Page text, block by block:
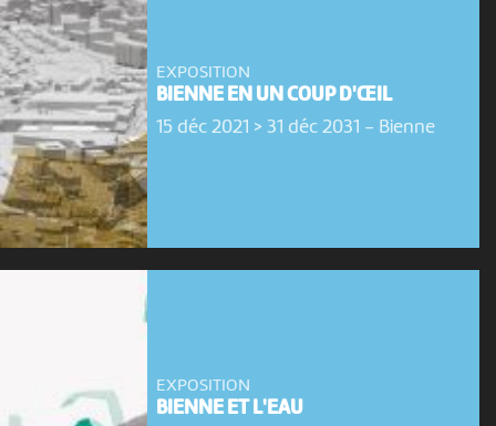
EXPOSITION
BIENNE EN UN COUP D'ŒIL
15 déc 2021 > 31 déc 2031 - Bienne
EXPOSITION
BIENNE ET L'EAU